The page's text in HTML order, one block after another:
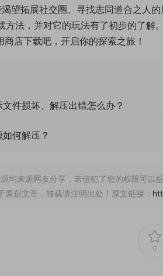
望拓展社交圈、寻找志同道合之人
方法，并对它的玩法有了初步的了
店下载吧，开启你的探索之旅！
件损坏、解压出错怎么办？
何解压？
均来源网友分享，若侵犯了您的权限可以提
原创文章，转载请注明出处！原文链接：
0